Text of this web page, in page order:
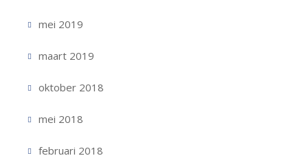
mei 2019
maart 2019
oktober 2018
mei 2018
februari 2018